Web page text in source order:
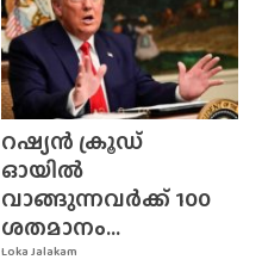
Loka Jalakam
റഷ്യൻ ക്രൂഡ്
ഓയിൽ
വാങ്ങുന്നവർക്ക് 100
ശതമാനം...